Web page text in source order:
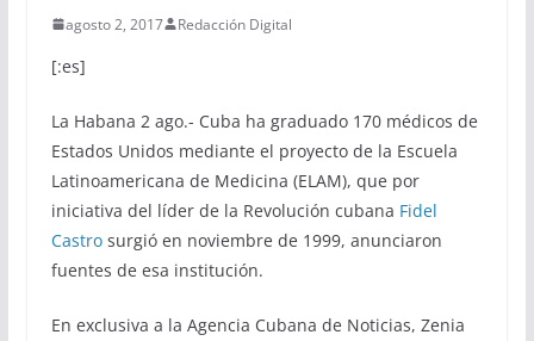
agosto 2, 2017 Redacción Digital
[:es]
La Habana 2 ago.- Cuba ha graduado 170 médicos de
Estados Unidos mediante el proyecto de la Escuela
Latinoamericana de Medicina (ELAM), que por
iniciativa del líder de la Revolución cubana Fidel
Castrosurgió en noviembre de 1999, anunciaron
fuentes de esa institución.
En exclusiva a la Agencia Cubana de Noticias, Zenia